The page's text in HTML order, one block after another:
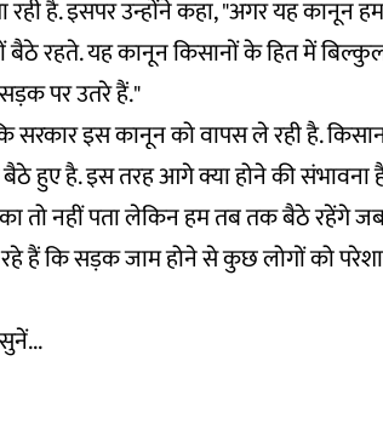
है. इसपर उन्होंने कहा, "अगर यह कानून
रहते. यह कानून किसानों के हित में
पर उतरे हैं."
इस कानून को वापस ले रही है.
हुए है. इस तरह आगे क्या होने की संभावना
तो नहीं पता लेकिन हम तब तक बैठे रहेंगे
हैं कि सड़क जाम होने से कुछ लोगों को